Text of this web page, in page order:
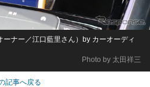
Photo by 太田祥三
ナー／江口藍里さん）by カーオーディ
記事へ戻る